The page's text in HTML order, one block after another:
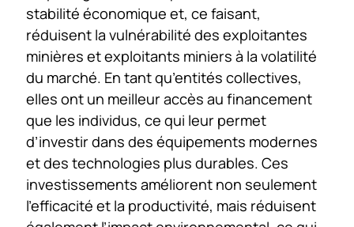
stabilité économique et, ce faisant,
réduisent la vulnérabilité des exploitantes
minières et exploitants miniers à la volatilité
du marché. En tant qu’entités collectives,
elles ont un meilleur accès au financement
que les individus, ce qui leur permet
d’investir dans des équipements modernes
et des technologies plus durables. Ces
investissements améliorent non seulement
l’efficacité et la productivité, mais réduisent